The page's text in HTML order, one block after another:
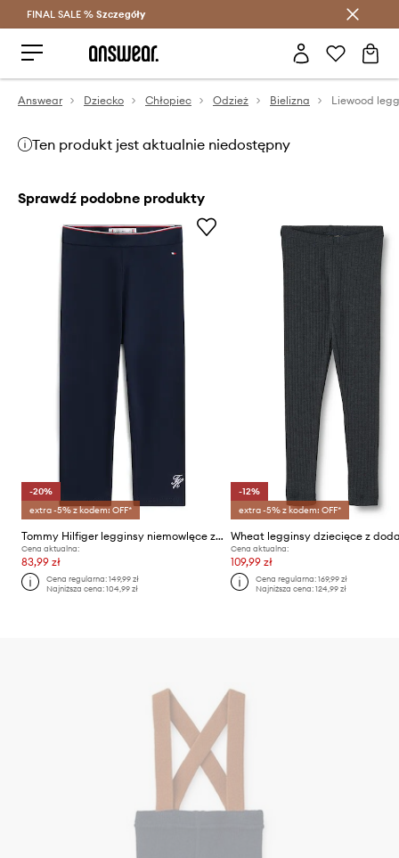
Oszczędzaj z Answear Club >
FINAL SALE % Szczegóły
Answear Dziecko Chłopiec Odzież Bielizna
Ten produkt jest aktualnie niedostępny
Sprawdź podobne produkty
-20%
extra -5% z kodem: OFF*
Tommy Hilfiger legginsy niemowlęce z bawełną
Cena aktualna:
83,99 zł
Cena regularna:149,99 zł
Najniższa cena:104,99 zł
-12%
extra -5% z kodem: OFF*
Cena aktualna:
109,99 zł
Cena regularna: 169,99 zł
Najniższa cena: 124,99 zł